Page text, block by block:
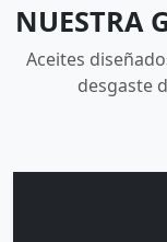
NUESTRA
Aceites
desgaste